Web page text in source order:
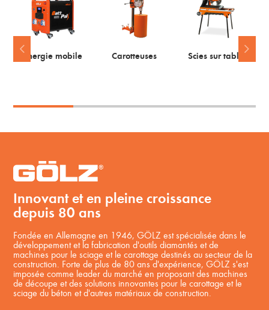
Energie mobile Carotteuses Scies sur table
Innovant et en pleine croissance
depuis 80 ans
Fondée en Allemagne en 1946, GÖLZ est spécialisée dans le
développement et la fabrication d'outils diamantés et de
machines pour le sciage et le carottage destinés au secteur de la
construction. Forte de plus de 80 ans d'expérience, GÖLZ s'est
imposée comme leader du marché en proposant des machines
de découpe et des solutions innovantes pour le carottage et le
sciage du béton et d'autres matériaux de construction.